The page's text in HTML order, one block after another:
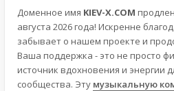
Доменное имя KIEV-X.COM
августа 2026 года! Искренне
забывает о нашем проекте и
Ваша поддержка - это не просто
источник вдохновения и энергии
сообщества. Эту музыкальную